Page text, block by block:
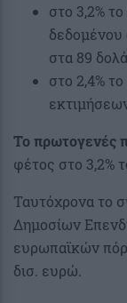
στο 3,2%
δεδομένου
στα 89
στο 2,4%
Το πρωτογενές
φέτος στο 3,2%
Ταυτόχρονα το
Δημοσίων
ευρωπαϊκών
δισ. ευρώ.